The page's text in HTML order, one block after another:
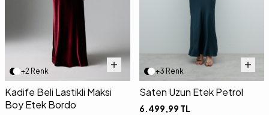
+2 Renk
Kadife Beli Lastikli Maksi
Boy Etek Bordo
+3 Renk
Saten Uzun Etek Petrol
6.499,99 TL